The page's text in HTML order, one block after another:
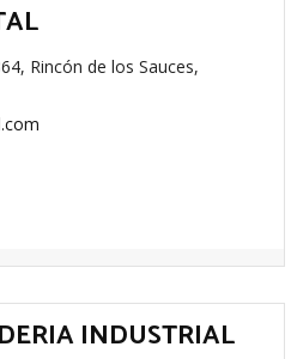
Rincón de los Sauces,
INDUSTRIAL